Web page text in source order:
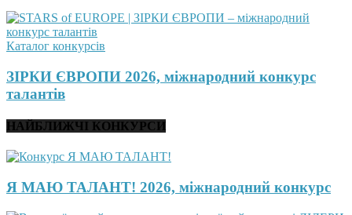
Каталог конкурсів
ЗІРКИ ЄВРОПИ 2026, міжнародний конкурс
талантів
НАЙБЛИЖЧІ КОНКУРСИ
Я МАЮ ТАЛАНТ! 2026, міжнародний конкурс